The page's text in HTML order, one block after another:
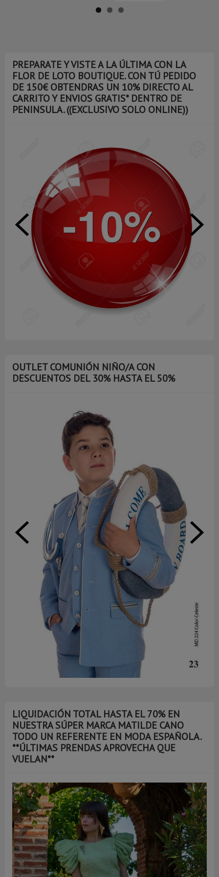
PREPARATE Y VISTE A LA ÚLTIMA CON LA
FLOR DE LOTO BOUTIQUE. CON TÚ PEDIDO
DE 150€ OBTENDRAS UN 10% DIRECTO AL
CARRITO Y ENVIOS GRATIS* DENTRO DE
PENINSULA. ((EXCLUSIVO SOLO ONLINE))
OUTLET COMUNIÓN NIÑO/A CON
DESCUENTOS DEL 30% HASTA EL 50%
LIQUIDACIÓN TOTAL HASTA EL 70% EN
NUESTRA SÚPER MARCA MATILDE CANO
TODO UN REFERENTE EN MODA ESPAÑOLA.
**ÚLTIMAS PRENDAS APROVECHA QUE
VUELAN**